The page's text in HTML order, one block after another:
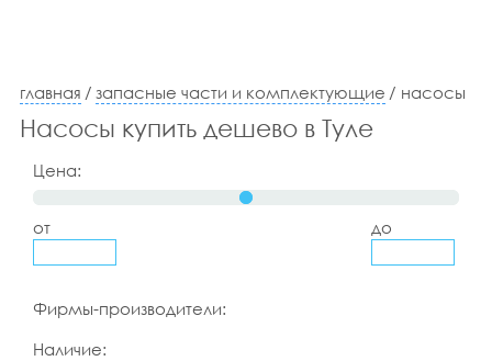
главная / запасные части и комплектующие / насосы
Насосы купить дешево в Туле
Цена:
от до
Фирмы-производители:
Наличие: